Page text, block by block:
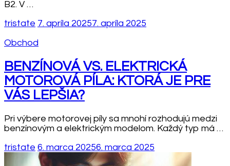
B2. V …
tristate 7. apríla 20257. apríla 2025
Obchod
BENZÍNOVÁ VS. ELEKTRICKÁ
MOTOROVÁ PÍLA: KTORÁ JE PRE
VÁS LEPŠIA?
Pri výbere motorovej píly sa mnohí rozhodujú medzi
benzínovým a elektrickým modelom. Každý typ má …
tristate 6. marca 20256. marca 2025